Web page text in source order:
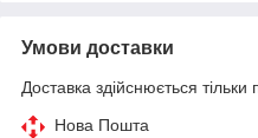
Умови доставки
Доставка здійснюється тільки
Нова Пошта